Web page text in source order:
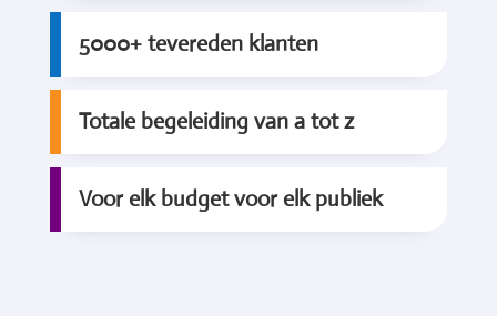
5000+ tevereden klanten
Totale begeleiding van a tot z
Voor elk budget voor elk publiek